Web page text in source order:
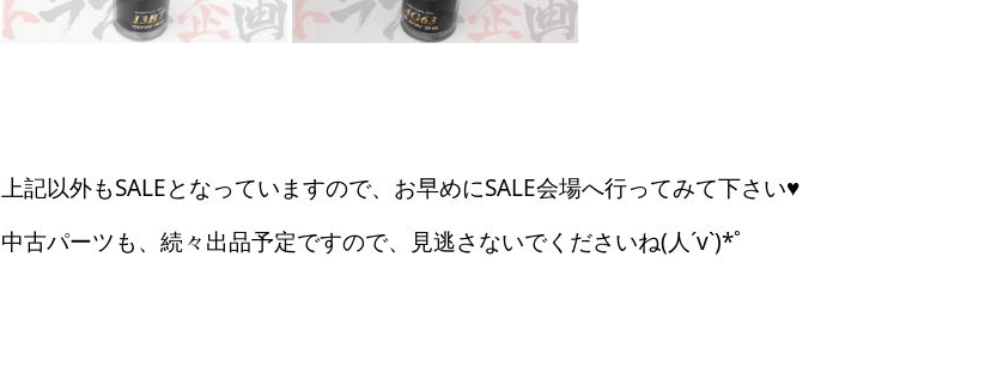
上記以外もSALEとなっていますので、お早めにSALE会場へ行ってみて下さい♥
中古パーツも、続々出品予定ですので、見逃さないでくださいね(人´v`)*ﾟ